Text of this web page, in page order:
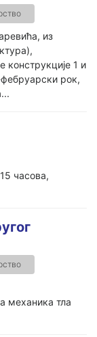
из
конструкције 1 и
фебруарски рок,
часова,
механика тла